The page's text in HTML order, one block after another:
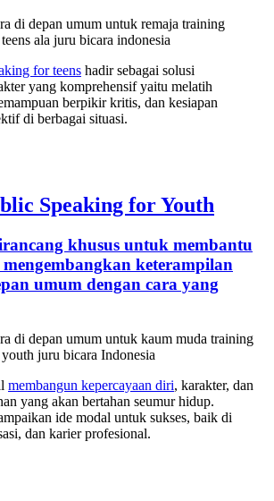
for teens hadir sebagai solusi
yang komprehensif yaitu melatih
berpikir kritis, dan kesiapan
di berbagai situasi.
Speaking for Youth
khusus untuk membantu
keterampilan
umum dengan cara yang
membangun kepercayaan diri, karakter, dan
yang akan bertahan seumur hidup.
ide modal untuk sukses, baik di
dan karier profesional.